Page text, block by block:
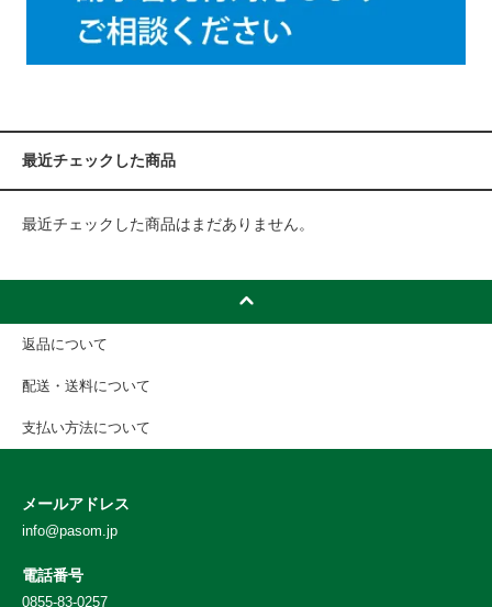
最近チェックした商品
最近チェックした商品はまだありません。
返品について
配送・送料について
支払い方法について
メールアドレス
info@pasom.jp
電話番号
0855-83-0257